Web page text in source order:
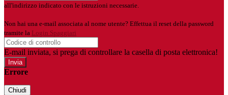
all'indirizzo indicato con le istruzioni necessarie.
Non hai una e-mail associata al nome utente? Effettua il reset della password
tramite la Login Spaggiari
E-mail inviata, si prega di controllare la casella di posta elettronica!
Errore
Chiudi